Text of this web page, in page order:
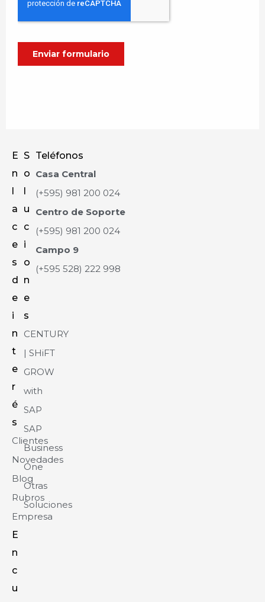
E
n
a
c
e
s
d
e
i
n
t
e
r
é
s
Clientes
Novedades
Blog
Rubros
Empresa
E
n
c
u
S
o
u
c
i
o
n
e
s
CENTURY
| SHiFT
GROW
with
SAP
SAP
Business
One
Otras
Soluciones
Teléfonos
Casa Central
(+595) 981 200 024
Centro de Soporte
(+595) 981 200 024
Campo 9
(+595 528) 222 998